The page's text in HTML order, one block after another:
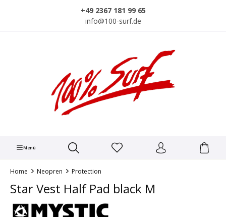
+49 2367 181 99 65
info@100-surf.de
Menü
Home Neopren Protection
Star Vest Half Pad black M